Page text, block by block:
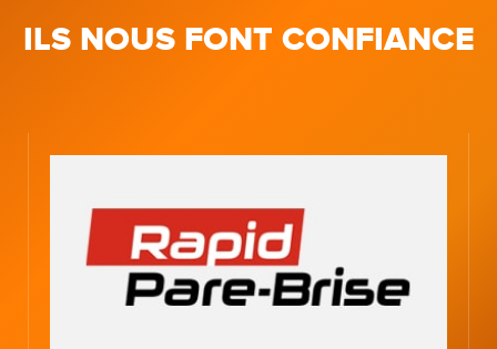
ILS NOUS FONT CONFIANCE